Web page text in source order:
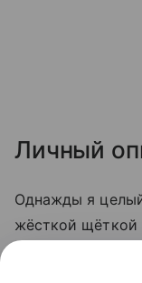
Личный
Однажды я
жёсткой